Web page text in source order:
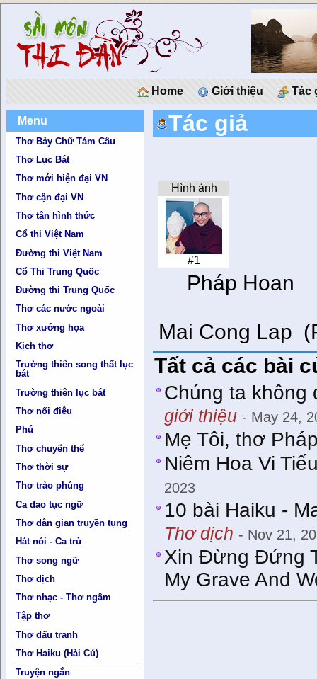
Home Giới thiệu Tác
Menu
Thơ Bảy Chữ Tám Câu
Thơ Lục Bát
Thơ mới hiện đại VN
Thơ cận đại VN
Thơ tân hình thức
Cổ thi Việt Nam
Đường thi Việt Nam
Cổ Thi Trung Quốc
Đường thi Trung Quốc
Thơ các nước ngoài
Thơ xướng họa
Kịch thơ
Trường thiên song thất lục
bát
Trường thiên lục bát
Thơ nối điêu
Phú
Thơ chuyển thể
Thơ thời sự
Thơ trào phúng
Ca dao tục ngữ
Thơ dân gian truyền tụng
Hát nói - Ca trù
Thơ song ngữ
Thơ dịch
Thơ nhạc - Thơ ngâm
Tập thơ
Thơ đấu tranh
Thơ Haiku (Hài Cú)
Truyện ngắn
Tác giả
Hình ảnh
#1
Pháp Hoan
Mai Cong Lap
Tất cả các bài
Chúng ta
giới thiệu - May 24,
Mẹ Tôi, thơ
Niêm Hoa Vi
2023
10 bài Haiku -
Thơ dịch - Nov 21,
Xin Đừng Đứng
My Grave And